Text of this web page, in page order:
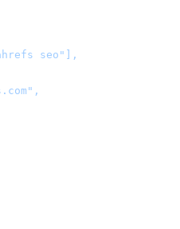
seo"],